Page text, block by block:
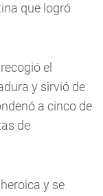
que logró
el
y sirvió de
a cinco de
de
y se